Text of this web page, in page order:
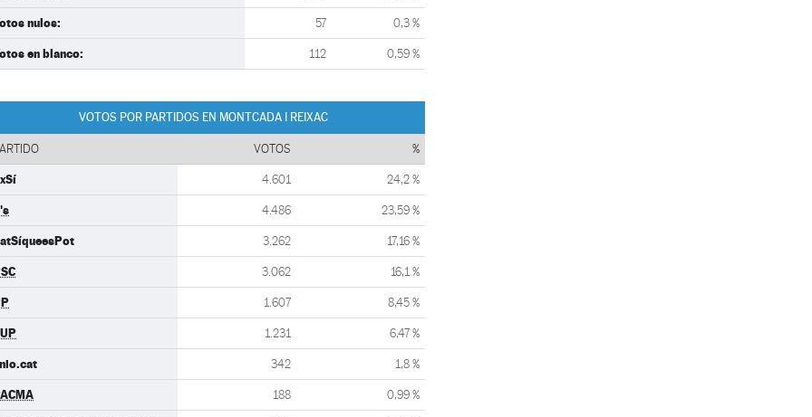
nulos: 57 0,3 %
en blanco: 112 0,59 %
VOTOS POR PARTIDOS EN MONTCADA I REIXAC
VOTOS %
4.601 24,2 %
4.486 23,59 %
3.262 17,16 %
3.062 16,1 %
1.607 8,45 %
1.231 6,47 %
342 1,8 %
188 0,99 %